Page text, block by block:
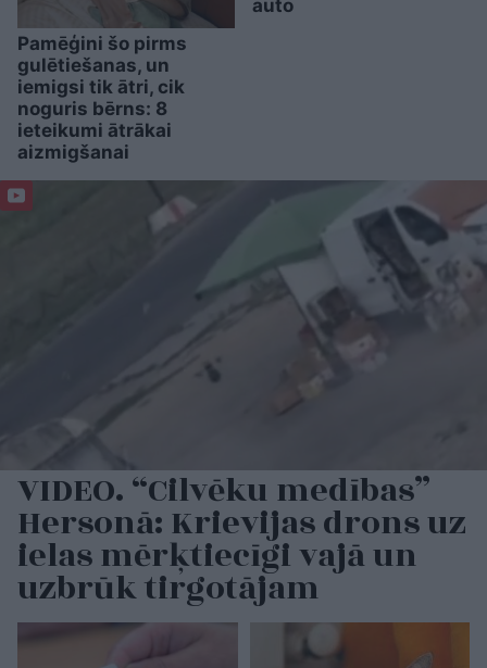
Pamēģini šo pirms
gulētiešanas, un
iemigsi tik ātri, cik
noguris bērns: 8
ieteikumi ātrākai
aizmigšanai
auto
VIDEO. “Cilvēku medības”
Hersonā: Krievijas drons uz
ielas mērķtiecīgi vajā un
uzbrūk tirgotājam